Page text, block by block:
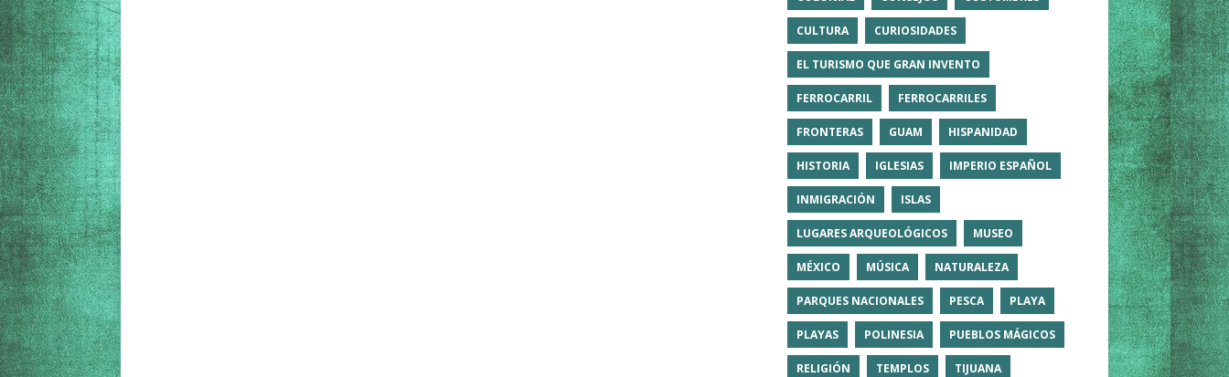
CULTURA CURIOSIDADES
EL TURISMO QUE GRAN INVENTO
FERROCARRIL FERROCARRILES
FRONTERAS GUAM HISPANIDAD
HISTORIA IGLESIAS IMPERIO ESPAÑOL
INMIGRACIÓN ISLAS
LUGARES ARQUEOLÓGICOS MUSEO
MÉXICO MÚSICA NATURALEZA
PARQUES NACIONALES PESCA PLAYA
PLAYAS POLINESIA PUEBLOS MÁGICOS
RELIGIÓN TEMPLOS TIJUANA